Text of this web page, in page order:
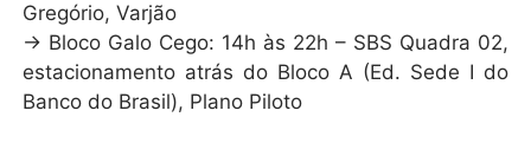
Gregório, Varjão
→ Bloco Galo Cego: 14h às 22h – SBS Quadra 02,
estacionamento atrás do Bloco A (Ed. Sede I do
Banco do Brasil), Plano Piloto